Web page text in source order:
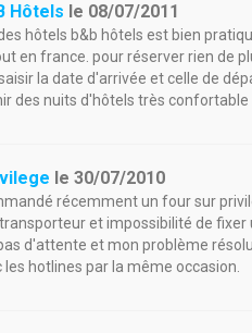
Hôtels le 08/07/2011
hôtels b&b hôtels est bien
en france. pour réserver rien de
la date d'arrivée et celle de
des nuits d'hôtels très confortable
le30/07/2010
récemment un four sur
et impossibilité de fixer
d'attente et mon problème
hotlines par la même occasion.